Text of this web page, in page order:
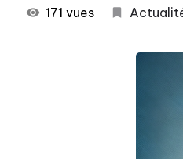
171 vues